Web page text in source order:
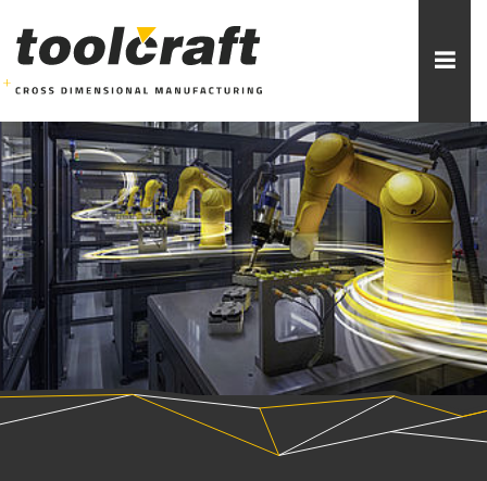
Weitere Themen zur Auswahl:
ADDITIVE FERTIGUNG ROBOTIK ZERSPANUNG
SPRITZGUSS FORMENBAU WERKZEUGBAU
ÜBER TOOLCRAFT KONTAKT/ANSPRECHPARTNER
STELLENANGEBOTE AUSBILDUNG PRAKTIKUM